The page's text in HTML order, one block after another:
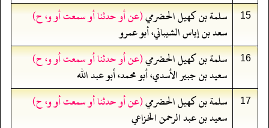
15 سلمة بن كهيل الحضرمي(عن أو حدثنا أو سمعت أو و، ح)
سعد بن إياس الشيباني، أبو عمرو
16 سلمة بن كهيل الحضرمي(عن أو حدثنا أو سمعت أو و، ح)
سعيد بن جبير الأسدي، أبو محمد، أبو عبد الله
17 سلمة بن كهيل الحضرمي(عن أو حدثنا أو سمعت أو و، ح)
سعيد بن عبد الرحمن الخزاعي